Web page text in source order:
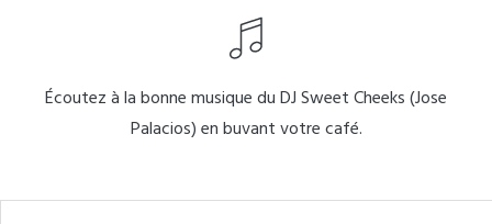
Écoutez à la bonne musique du DJ Sweet Cheeks (Jose
Palacios) en buvant votre café.